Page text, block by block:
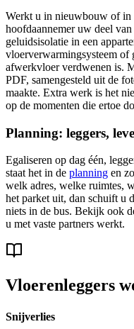
Werkt u in nieuwbouw of in
hoofdaannemer uw deel
geluidsisolatie in een
vloerverwarmingsysteem of
afwerkvloer verdwenen is.
PDF, samengesteld uit de
maakte. Extra werk is het
op de momenten die ertoe
Planning: leggers,
Egaliseren op dag één,
staat het in de planning en
welk adres, welke ruimtes,
het parket uit, dan schuift u
niets in de bus. Bekijk ook
u met vaste partners werkt.
Vloerenleggers
Snijverlies